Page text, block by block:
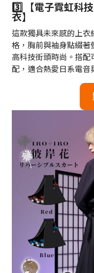
3️⃣ 【電子霓虹科
衣】
這款獨具未來感的上
格，胸前與袖身點綴著
高科技街頭時尚。搭
配，適合熱愛日系電音